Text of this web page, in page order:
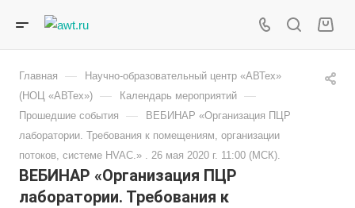
Главная —
Научно-образовательный центр «АВТех»
(НОЦ «АВТех») — Календарь мероприятий —
Прошедшие события —
ВЕБИНАР «Организация ПЦР
лаборатории. Требования к помещениям, организации
потоков, системе HVAC.» . 26 мая 2020 г. 11:00 (МСК).
ВЕБИНАР «Организация ПЦР
лаборатории. Требования к